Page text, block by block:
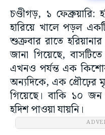
চণ্ডীগড়, ১ ফেব্রুয়ারি:
হারিয়ে খালে পড়ল
শুক্রবার রাতে হরিয়ানার
জানা গিয়েছে,
এখনও পর্যন্ত এক
অন্যদিকে, এক প্রৌঢ়ের
গিয়েছে। বাকি ১০
হদিশ পাওয়া যায়নি।